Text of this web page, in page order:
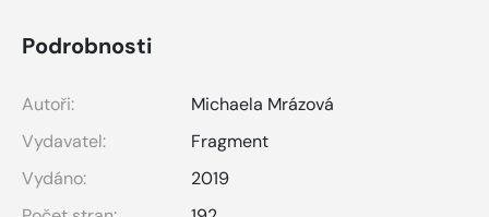
Podrobnosti
Autoři:
Michaela Mrázová
Vydavatel:
Fragment
Vydáno:
2019